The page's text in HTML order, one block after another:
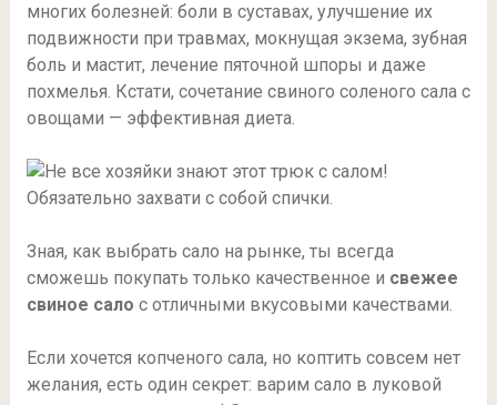
многих болезней: боли в суставах, улучшение их
подвижности при травмах, мокнущая экзема, зубная
боль и мастит, лечение пяточной шпоры и даже
похмелья. Кстати, сочетание свиного соленого сала с
овощами — эффективная диета.
Зная, как выбрать сало на рынке, ты всегда
сможешь покупать только качественное и свежее
свиное сало с отличными вкусовыми качествами.
Если хочется копченого сала, но коптить совсем нет
желания, есть один секрет: варим сало в луковой